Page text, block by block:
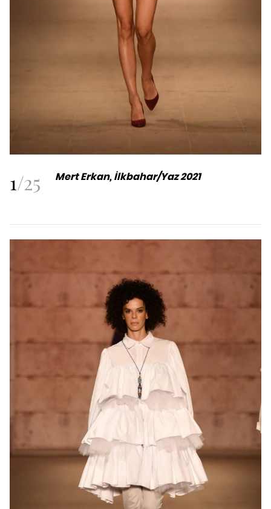
1/25 Mert Erkan, İlkbahar/Yaz 2021